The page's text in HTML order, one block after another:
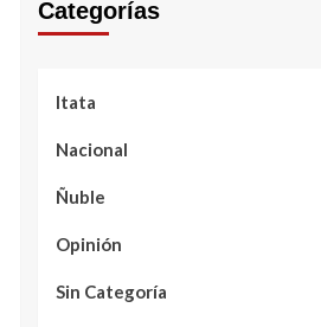
Categorías
Itata
Nacional
Ñuble
Opinión
Sin Categoría